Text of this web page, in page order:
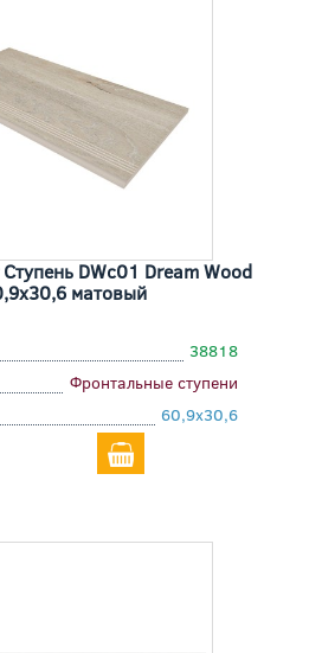
DWc01 Dream Wood
матовый
38818
Фронтальные ступени
60,9x30,6